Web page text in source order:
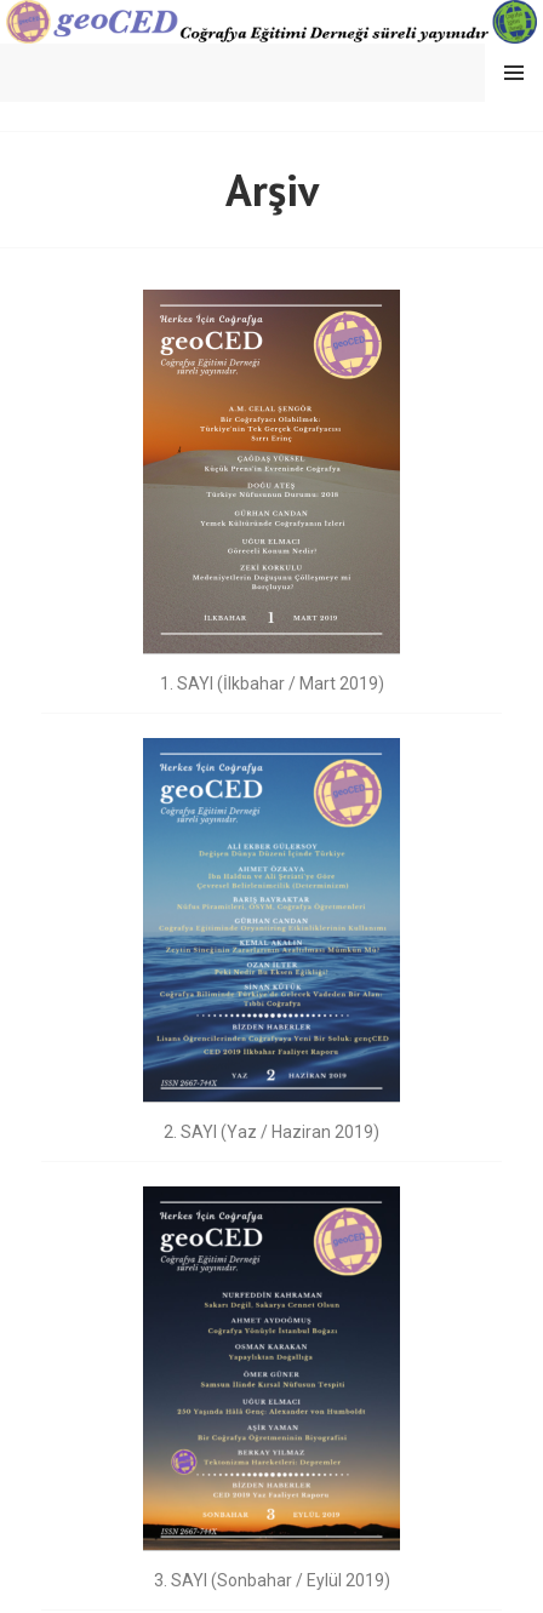
MENU
Arşiv
1. SAYI (İlkbahar / Mart 2019)
2. SAYI (Yaz / Haziran 2019)
3. SAYI (Sonbahar / Eylül 2019)